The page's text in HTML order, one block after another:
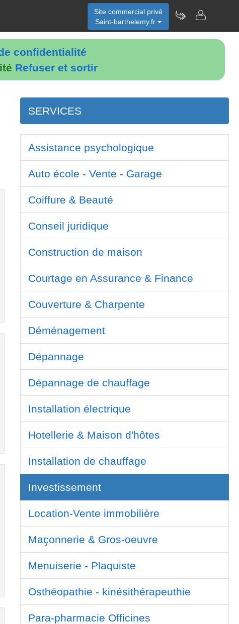
confidentialité
Refuser et sortir
Site commercial privé
Saint-barthelemy.fr
SERVICES
Assistance psychologique
Auto école - Vente - Garage
Coiffure & Beauté
Conseil juridique
Construction de maison
Courtage en Assurance & Finance
Couverture & Charpente
Déménagement
Dépannage
Dépannage de chauffage
Installation électrique
Hotellerie & Maison d'hôtes
Installation de chauffage
Investissement
Location-Vente immobilière
Maçonnerie & Gros-oeuvre
Menuiserie - Plaquiste
Osthéopathie - kinésithérapeuthie
Para-pharmacie Officines